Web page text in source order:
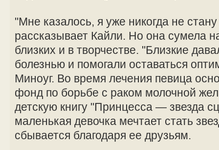
"Мне казалось, я уже никогда не
рассказывает Кайли. Но она сумела
близких и в творчестве. "Близкие
болезнью и помогали оставаться
Миноуг. Во время лечения певица
фонд по борьбе с раком молочной
детскую книгу "Принцесса — звезда
маленькая девочка мечтает стать
сбывается благодаря ее друзьям.